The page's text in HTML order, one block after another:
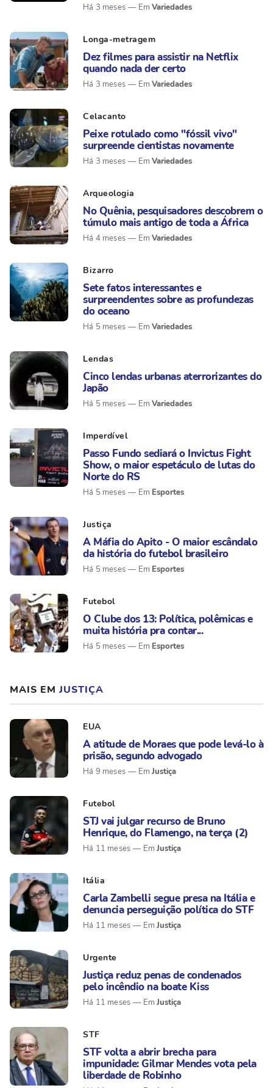
Há 3 meses Variedades
Longa-metragem
Dez filmes para assistir na Netflix
quando nada der certo
Há 3 meses Variedades
Celacanto
Peixe rotulado como "fóssil vivo"
surpreende cientistas novamente
Há 3 meses Variedades
Arqueologia
No Quênia, pesquisadores descobrem o
túmulo mais antigo de toda a África
Há 4 meses Variedades
Bizarro
Sete fatos interessantes e
surpreendentes sobre as profundezas
do oceano
Há 5 meses Variedades
Lendas
Cinco lendas urbanas aterrorizantes do
Japão
Há 5 meses Variedades
Imperdível
Passo Fundo sediará o Invictus Fight
Show, o maior espetáculo de lutas do
Norte do RS
Há 5 meses Esportes
Justiça
A Máfia do Apito - O maior escândalo
da história do futebol brasileiro
Há 5 meses Esportes
Futebol
O Clube dos 13: Política, polêmicas e
muita história pra contar...
Há 5 meses Esportes
MAIS EM JUSTIÇA
EUA
A atitude de Moraes que pode levá-lo à
prisão, segundo advogado
Há 9 meses Justiça
Futebol
STJ vai julgar recurso de Bruno
Henrique, do Flamengo, na terça (2)
Há 11 meses Justiça
Itália
Carla Zambelli segue presa na Itália e
denuncia perseguição política do STF
Há 11 meses Justiça
Urgente
Justiça reduz penas de condenados
pelo incêndio na boate Kiss
Há 11 meses Justiça
STF
STF volta a abrir brecha para
impunidade: Gilmar Mendes vota pela
liberdade de Robinho